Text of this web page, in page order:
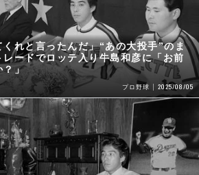
くれと言ったんだ」“あの大投手”のま
ードでロッテ入り牛島和彦に「お前
？」
プロ野球 2025/08/05